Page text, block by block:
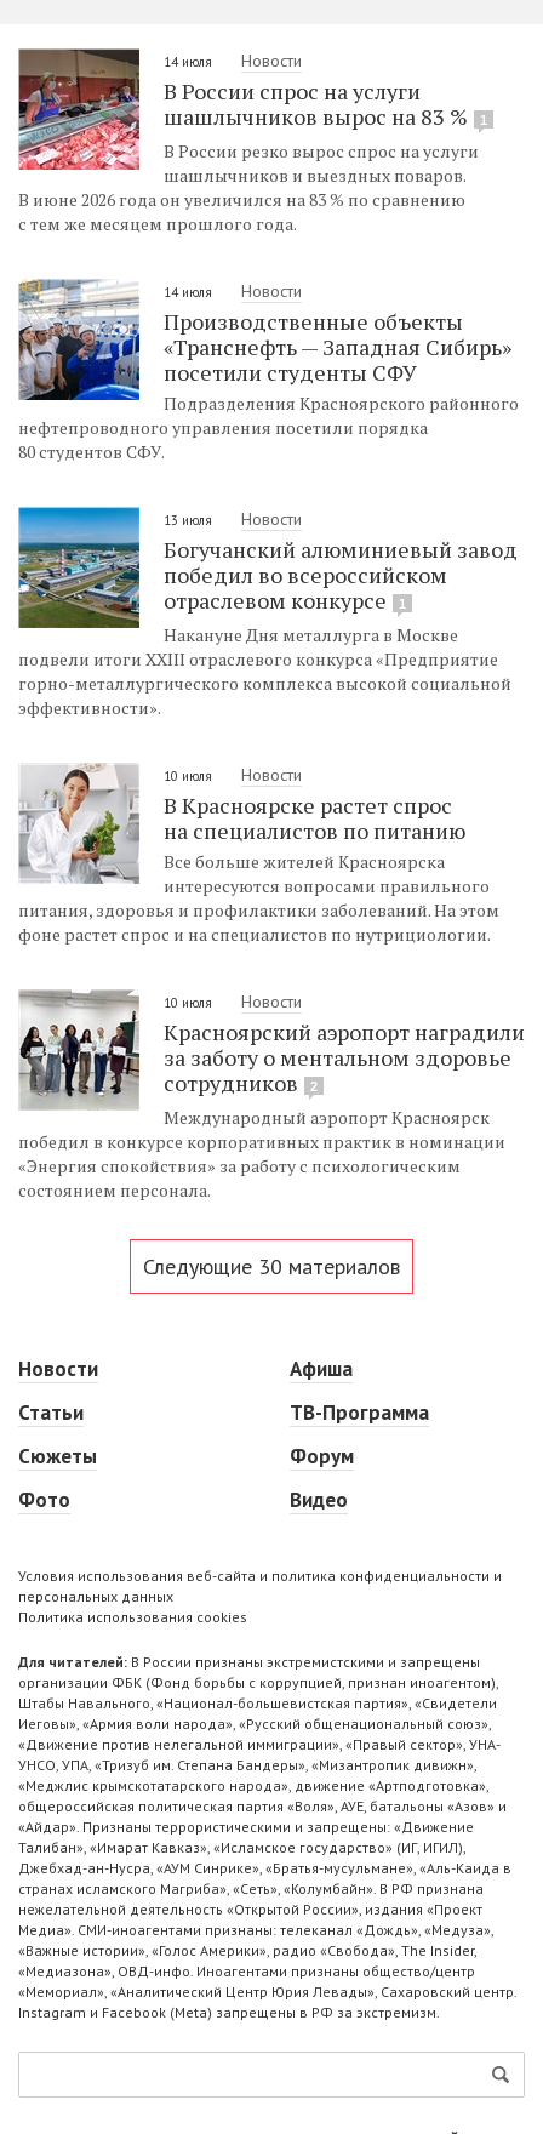
14 июля Новости
В России спрос на услуги
шашлычников вырос на 83 %
1
В России резко вырос спрос на услуги
шашлычников и выездных поваров.
В июне 2026 года он увеличился на 83 % по сравнению
с тем же месяцем прошлого года.
14 июля Новости
Производственные объекты
«Транснефть — Западная Сибирь»
посетили студенты СФУ
Подразделения Красноярского районного
нефтепроводного управления посетили порядка
80 студентов СФУ.
13 июля Новости
Богучанский алюминиевый завод
победил во всероссийском
отраслевом конкурсе
1
Накануне Дня металлурга в Москве
подвели итоги XXIII отраслевого конкурса «Предприятие
горно-металлургического комплекса высокой социальной
эффективности».
10 июля Новости
В Красноярске растет спрос
на специалистов по питанию
Все больше жителей Красноярска
интересуются вопросами правильного
питания, здоровья и профилактики заболеваний. На этом
фоне растет спрос и на специалистов по нутрициологии.
10 июля Новости
Красноярский аэропорт наградили
за заботу о ментальном здоровье
сотрудников
2
Международный аэропорт Красноярск
победил в конкурсе корпоративных практик в номинации
«Энергия спокойствия» за работу с психологическим
состоянием персонала.
Следующие 30 материалов
Новости
Статьи
Сюжеты
Фото
Афиша
ТВ-Программа
Форум
Видео
Условия использования веб-сайта и политика конфиденциальности и
персональных данных
Политика использования cookies
Для читателей: В России признаны экстремистскими и запрещены
организации ФБК (Фонд борьбы с коррупцией, признан иноагентом),
Штабы Навального, «Национал-большевистская партия», «Свидетели
Иеговы», «Армия воли народа», «Русский общенациональный союз»,
«Движение против нелегальной иммиграции», «Правый сектор», УНА-
УНСО, УПА, «Тризуб им. Степана Бандеры», «Мизантропик дивижн»,
«Меджлис крымскотатарского народа», движение «Артподготовка»,
общероссийская политическая партия «Воля», АУЕ, батальоны «Азов» и
«Айдар». Признаны террористическими и запрещены: «Движение
Талибан», «Имарат Кавказ», «Исламское государство» (ИГ, ИГИЛ),
Джебхад-ан-Нусра, «АУМ Синрике», «Братья-мусульмане», «Аль-Каида в
странах исламского Магриба», «Сеть», «Колумбайн». В РФ признана
нежелательной деятельность «Открытой России», издания «Проект
Медиа». СМИ-иноагентами признаны: телеканал «Дождь», «Медуза»,
«Важные истории», «Голос Америки», радио «Свобода», The Insider,
«Медиазона», ОВД-инфо. Иноагентами признаны общество/центр
«Мемориал», «Аналитический Центр Юрия Левады», Сахаровский центр.
Instagram и Facebook (Metа) запрещены в РФ за экстремизм.